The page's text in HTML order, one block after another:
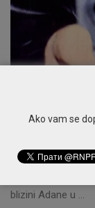
Ružni kralj
blizini Adane u ...
Ako vam se